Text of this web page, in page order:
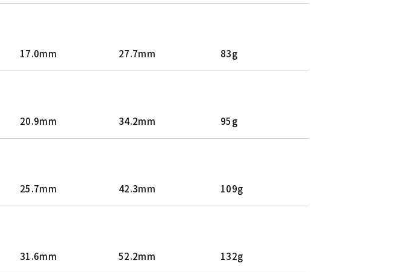
17.0mm 27.7mm 83g
20.9mm 34.2mm 95g
25.7mm 42.3mm 109g
31.6mm 52.2mm 132g